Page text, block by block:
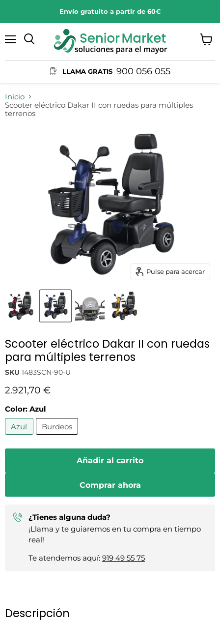
Envío gratuito a partir de 60€
LLAMA GRATIS 900 056 055
Inicio
Scooter eléctrico Dakar II con ruedas para múltiples
terrenos
Pulse para acercar
Scooter eléctrico Dakar II con ruedas
para múltiples terrenos
SKU 1483SCN-90-U
Precio actual
2.921,70 €
Color: Azul
Azul
Burdeos
Añadir al carrito
Comprar ahora
¿Tienes alguna duda?
¡Llama y te guiaremos en tu compra en tiempo
real!
Te atendemos aquí: 919 49 55 75
Descripción